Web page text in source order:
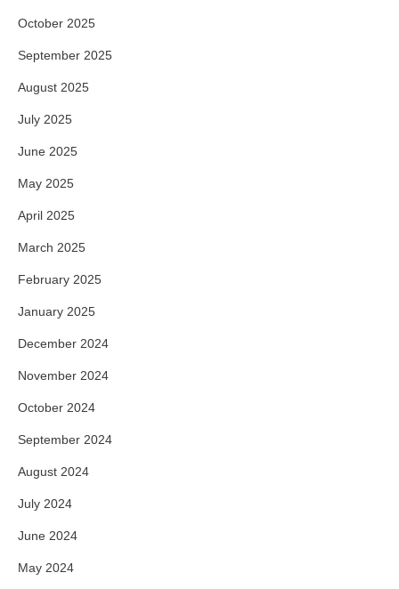
October 2025
September 2025
August 2025
July 2025
June 2025
May 2025
April 2025
March 2025
February 2025
January 2025
December 2024
November 2024
October 2024
September 2024
August 2024
July 2024
June 2024
May 2024